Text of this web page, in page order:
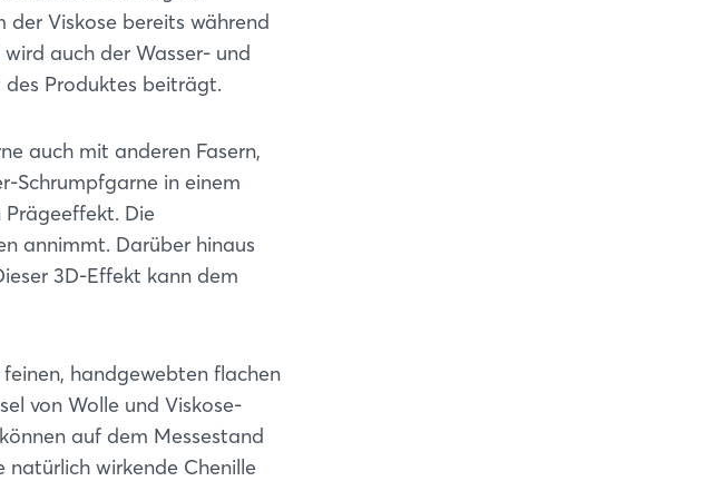
der Viskose bereits während
auch der Wasser- und
Produktes beiträgt.
auch mit anderen Fasern,
Schrumpfgarne in einem
Prägeeffekt. Die
annimmt. Darüber hinaus
3D-Effekt kann dem
handgewebten flachen
von Wolle und Viskose-
auf dem Messestand
natürlich wirkende Chenille